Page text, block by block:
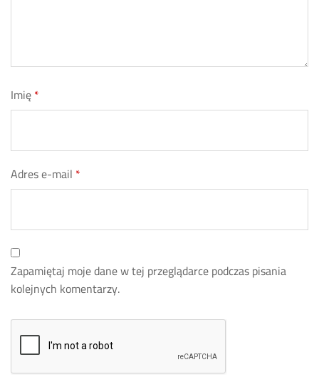
Imię*
Adres e-mail *
Zapamiętaj moje dane w tej przeglądarce podczas pisania
kolejnych komentarzy.